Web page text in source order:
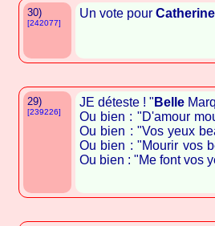
30)
[242077]
Un vote pour
29)
[239226]
JE déteste ! " Belle
Ou bien : "D'amour
Ou bien : "Vos yeux
Ou bien : "Mourir vos
Ou bien : "Me font vos